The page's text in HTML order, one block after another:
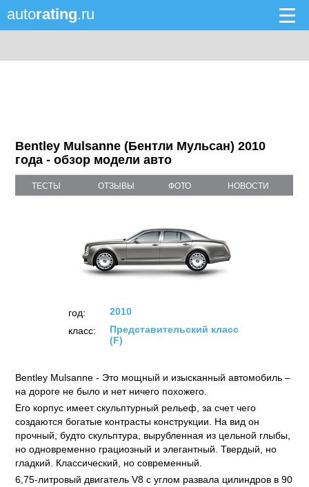
autorating.ru
Bentley Mulsanne (Бентли Мульсан) 2010
года - обзор модели авто
ТЕСТЫ ОТЗЫВЫ ФОТО НОВОСТИ
год:
2010
класс:
Представительский класс
(F)
Bentley Mulsanne - Это мощный и изысканный автомобиль –
на дороге не было и нет ничего похожего.
Его корпус имеет скульптурный рельеф, за счет чего
создаются богатые контрасты конструкции. На вид он
прочный, будто скульптура, вырубленная из цельной глыбы,
но одновременно грациозный и элегантный. Твердый, но
гладкий. Классический, но современный.
6,75-литровый двигатель V8 с углом развала цилиндров в 90